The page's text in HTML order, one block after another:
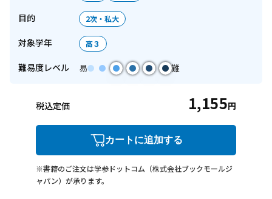
目的 2次・私大
対象学年 高３
難易度レベル 易 難
税込定価 1,155円
カートに追加する
※書籍のご注文は学参ドットコム（株式会社ブックモールジ
ャパン）が承ります。